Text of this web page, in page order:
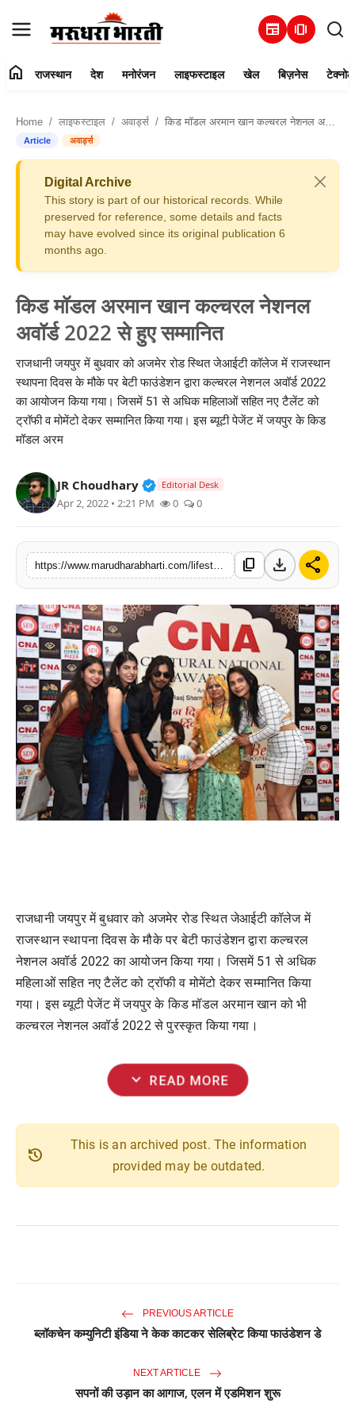
newspaper amp_stories
संपर्क करें
राजस्थान
मनोरंजन
लाइफस्टाइल
खेल
बिज़नेस
टेक्नोलॉजी
वीडियो
home राजस्थान देश मनोरंजन लाइफस्टाइल खेल बिज़नेस
Home लाइफस्टाइल अवार्ड्स किड मॉडल अरमान खान कल्चरल नेशनल अवॉर्ड 2022 से हुए सम्मानित
Article अवार्ड्स
Digital Archive
This story is part of our historical records. While
preserved for reference, some details and facts
may have evolved since its original publication 6
months ago.
किड मॉडल अरमान खान कल्चरल नेशनल
अवॉर्ड 2022 से हुए सम्मानित
राजधानी जयपुर में बुधवार को अजमेर रोड स्थित जेआईटी कॉलेज में राजस्थान
स्थापना दिवस के मौके पर बेटी फाउंडेशन द्वारा कल्चरल नेशनल अवॉर्ड 2022
का आयोजन किया गया। जिसमें 51 से अधिक महिलाओं सहित नए टैलेंट को
ट्रॉफी व मोमेंटो देकर सम्मानित किया गया। इस ब्यूटी पेजेंट में जयपुर के किड
मॉडल अरम
JR Choudhary Verified Public Figure • 30 Mar,
Editorial Desk
Apr 2, 2022 • 2:21 PM 0 0
content_copy download share
राजधानी जयपुर में बुधवार को अजमेर रोड स्थित जेआईटी कॉलेज में
राजस्थान स्थापना दिवस के मौके पर बेटी फाउंडेशन द्वारा कल्चरल
नेशनल अवॉर्ड 2022 का आयोजन किया गया। जिसमें 51 से अधिक
महिलाओं सहित नए टैलेंट को ट्रॉफी व मोमेंटो देकर सम्मानित किया
गया। इस ब्यूटी पेजेंट में जयपुर के किड मॉडल अरमान खान को भी
कल्चरल नेशनल अवॉर्ड 2022 से पुरस्कृत किया गया।
expand_more READ MORE
history
This is an archived post. The information
provided may be outdated.
PREVIOUS ARTICLE
ब्लॉकचेन कम्युनिटी इंडिया ने केक काटकर सेलिब्रेट किया फाउंडेशन डे
NEXT ARTICLE
सपनों की उड़ान का आगाज, एलन में एडमिशन शुरू